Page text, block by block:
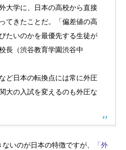
大学に、日本の高校から直接
てきたことだ。「偏差値の高
たいのかを最優先する生徒が
長（渋谷教育学園渋谷中
ど日本の転換点には常に外圧
大の入試を変えるのも外圧な
いのが日本の特徴ですが、
「外